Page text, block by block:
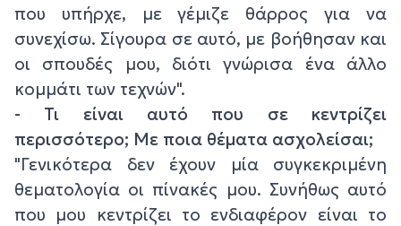
που υπήρχε, με γέμιζε θάρρος για να
συνεχίσω. Σίγουρα σε αυτό, με βοήθησαν και
οι σπουδές μου, διότι γνώρισα ένα άλλο
κομμάτι των τεχνών".
- Τι είναι αυτό που σε κεντρίζει
περισσότερο; Με ποια θέματα ασχολείσαι;
"Γενικότερα δεν έχουν μία συγκεκριμένη
θεματολογία οι πίνακές μου. Συνήθως αυτό
που μου κεντρίζει το ενδιαφέρον είναι το